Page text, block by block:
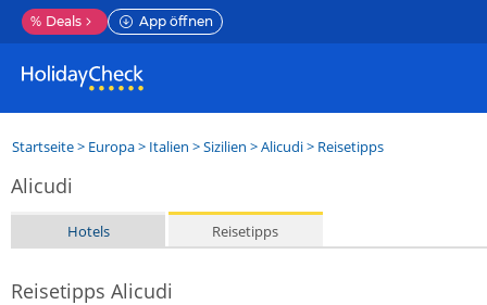
% Deals App öffnen
Startseite> Europa> Italien >Sizilien >Alicudi> Reisetipps
Alicudi
Hotels Reisetipps
Reisetipps Alicudi